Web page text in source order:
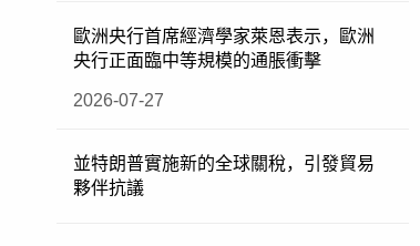
歐洲央行首席經濟學家萊恩表示，歐洲
央行正面臨中等規模的通脹衝擊
2026-07-27
並特朗普實施新的全球關稅，引發貿易
夥伴抗議